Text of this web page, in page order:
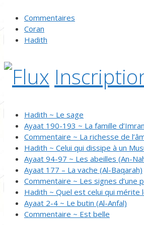
Commentaires
Coran
Hadith
Hadith ~ Le sage
Ayaat 190-193 ~ La famille
Commentaire ~ La richesse de
Hadith ~ Celui qui dissipe à un
Ayaat 94-97 ~ Les abeilles (An-
Ayaat 177 – La vache (Al-Baqarah)
Commentaire ~ Les signes d’une
Hadith ~ Quel est celui qui mérite
Ayaat 2-4 ~ Le butin (Al-Anfal)
Commentaire ~ Est belle